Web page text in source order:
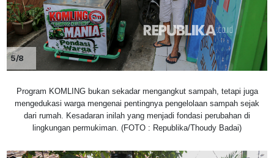
5/8
Program KOMLING bukan sekadar mengangkut sampah, tetapi juga
mengedukasi warga mengenai pentingnya pengelolaan sampah sejak
dari rumah. Kesadaran inilah yang menjadi fondasi perubahan di
lingkungan permukiman. (FOTO : Republika/Thoudy Badai)